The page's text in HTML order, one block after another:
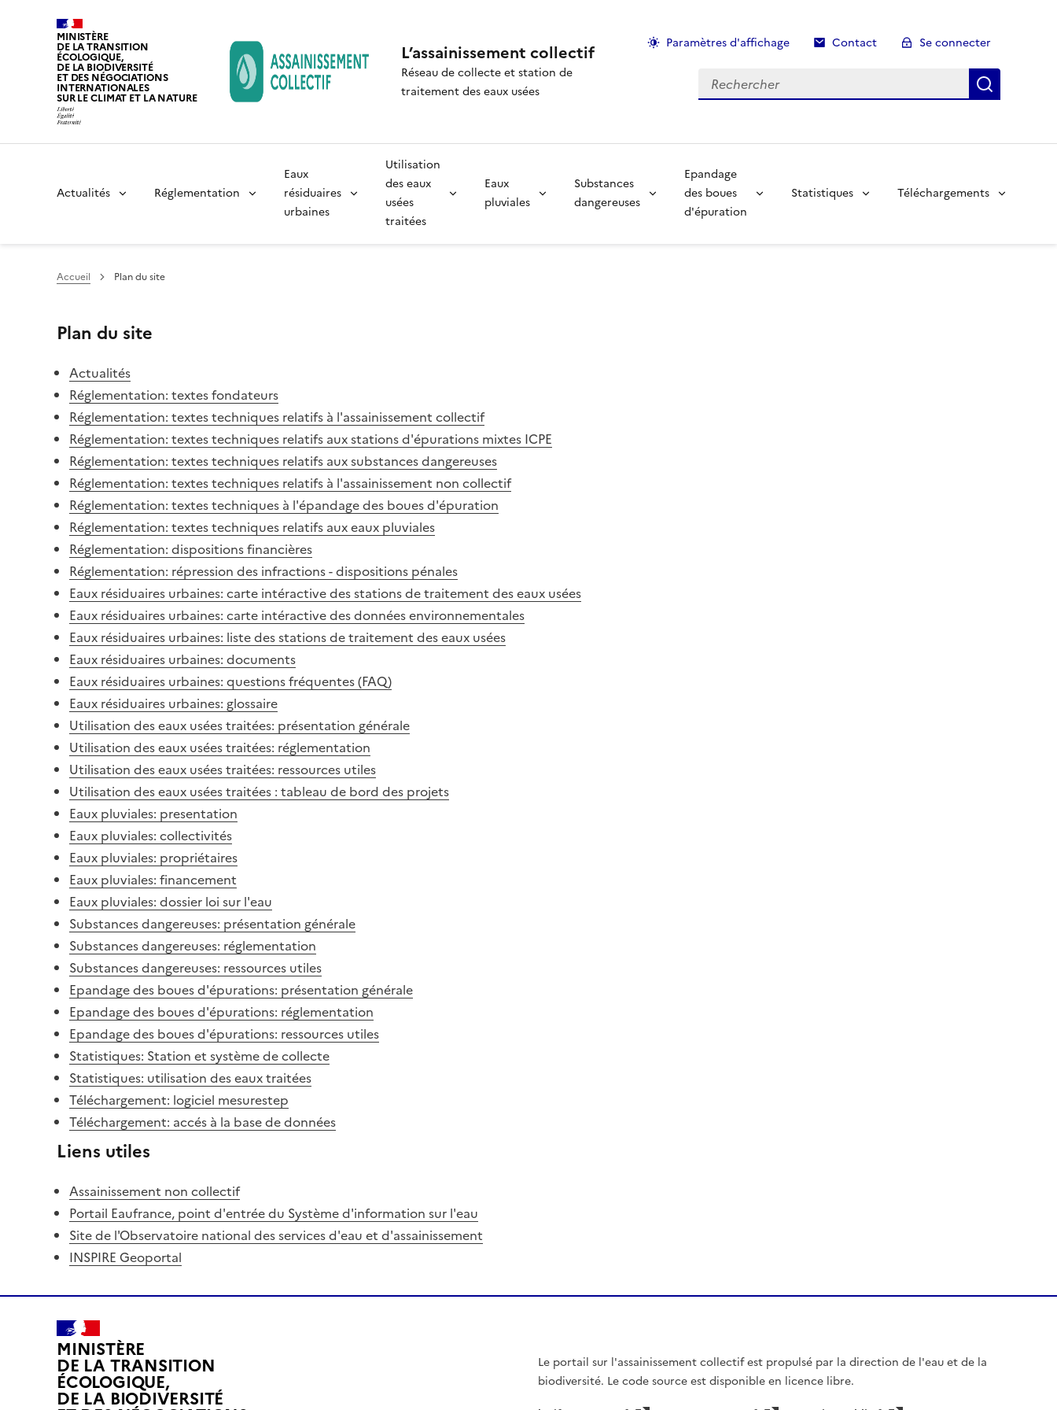
MINISTÈRE
DE LA TRANSITION
ÉCOLOGIQUE,
DE LA BIODIVERSITÉ
ET DES NÉGOCIATIONS
INTERNATIONALES
SUR LE CLIMAT ET LA NATURE
L’assainissement collectif
Réseau de collecte et station de
traitement des eaux usées
Paramètres d'affichage Contact Se connecter
Recherche
Actualités Réglementation
Eaux
résiduaires
urbaines
Utilisation
des eaux
usées
traitées
Eaux
pluviales
Substances
dangereuses
Epandage
des boues
d'épuration
Statistiques Téléchargements
Accueil Plan du site
Plan du site
Actualités
Réglementation: textes fondateurs
Réglementation: textes techniques relatifs à l'assainissement collectif
Réglementation: textes techniques relatifs aux stations d'épurations mixtes ICPE
Réglementation: textes techniques relatifs aux substances dangereuses
Réglementation: textes techniques relatifs à l'assainissement non collectif
Réglementation: textes techniques à l'épandage des boues d'épuration
Réglementation: textes techniques relatifs aux eaux pluviales
Réglementation: dispositions financières
Réglementation: répression des infractions - dispositions pénales
Eaux résiduaires urbaines: carte intéractive des stations de traitement des eaux usées
Eaux résiduaires urbaines: carte intéractive des données environnementales
Eaux résiduaires urbaines: liste des stations de traitement des eaux usées
Eaux résiduaires urbaines: documents
Eaux résiduaires urbaines: questions fréquentes (FAQ)
Eaux résiduaires urbaines: glossaire
Utilisation des eaux usées traitées: présentation générale
Utilisation des eaux usées traitées: réglementation
Utilisation des eaux usées traitées: ressources utiles
Utilisation des eaux usées traitées : tableau de bord des projets
Eaux pluviales: presentation
Eaux pluviales: collectivités
Eaux pluviales: propriétaires
Eaux pluviales: financement
Eaux pluviales: dossier loi sur l'eau
Substances dangereuses: présentation générale
Substances dangereuses: réglementation
Substances dangereuses: ressources utiles
Epandage des boues d'épurations: présentation générale
Epandage des boues d'épurations: réglementation
Epandage des boues d'épurations: ressources utiles
Statistiques: Station et système de collecte
Statistiques: utilisation des eaux traitées
Téléchargement: logiciel mesurestep
Téléchargement: accés à la base de données
Liens utiles
Assainissement non collectif
Portail Eaufrance, point d'entrée du Système d'information sur l'eau
Site de l'Observatoire national des services d'eau et d'assainissement
INSPIRE Geoportal
MINISTÈRE
DE LA TRANSITION
ÉCOLOGIQUE,
DE LA BIODIVERSITÉ
Le portail sur l'assainissement collectif est propulsé par la direction de l'eau et de la
biodiversité. Le code source est disponible en licence libre.